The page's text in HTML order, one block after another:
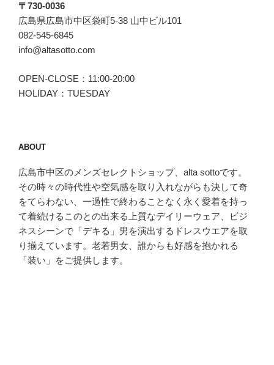
〒730-0036
広島県広島市中区袋町5-38 山中ビル101
082-545-6845
info@altasotto.com
OPEN-CLOSE：11:00-20:00
HOLIDAY：TUESDAY
ABOUT
広島市中区のメンズセレクトショップ、alta sottoです。
その時々の時代性や空気感を取り入れながらも決して奇
をてらわない、一過性で終わることなく永く愛着を持っ
て着続けるこのとの出来る上質なデイリーウェア、ビジ
ネスシーンで「デキる」男を演出するドレスウエアを取
り揃えています。老若男女、誰からも好感を抱かれる
「装い」をご提供します。